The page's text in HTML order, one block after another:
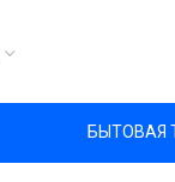
БЫТОВАЯ